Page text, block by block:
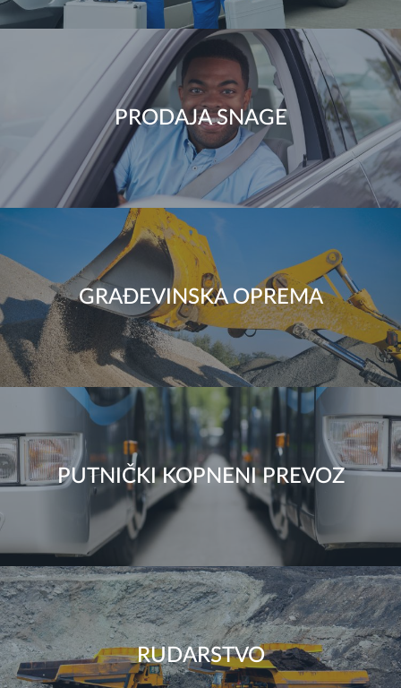
PRODAJA SNAGE
GRAĐEVINSKA OPREMA
PUTNIČKI KOPNENI PREVOZ
RUDARSTVO